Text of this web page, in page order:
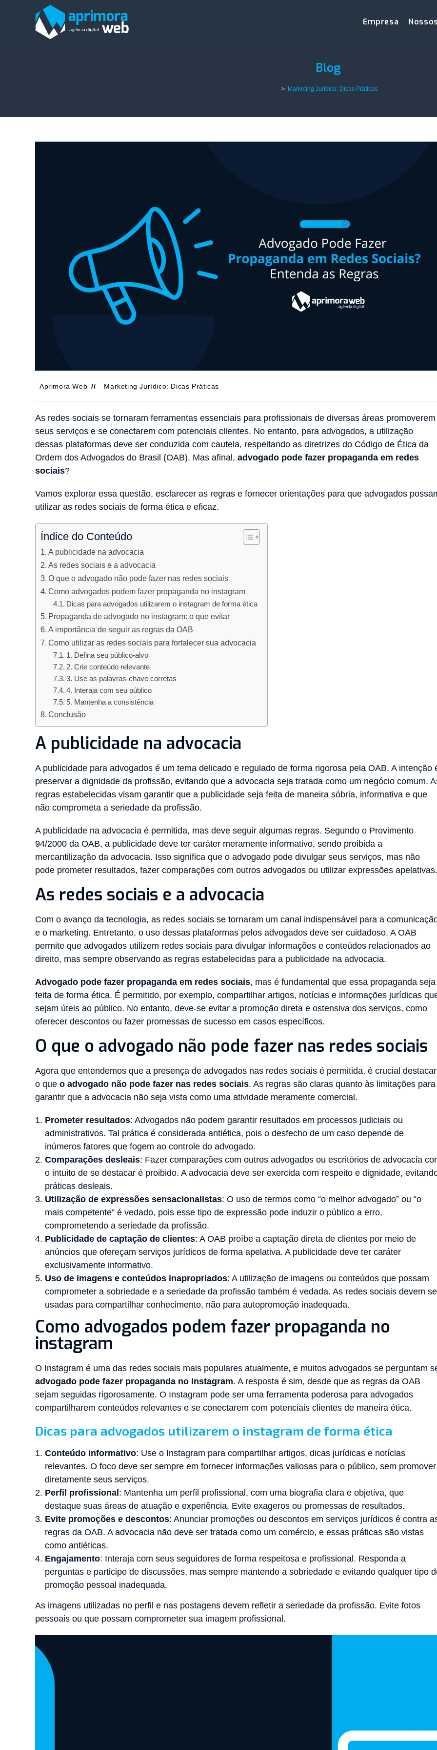
Empresa
Blog
> Marketing Jurídico: Dicas Práticas
Aprimora Web Marketing Jurídico: Dicas Práticas
As redes sociais se tornaram ferramentas essenciais para profissionais de diversas áreas promoverem
seus serviços e se conectarem com potenciais clientes. No entanto, para advogados, a utilização
dessas plataformas deve ser conduzida com cautela, respeitando as diretrizes do Código de Ética da
Ordem dos Advogados do Brasil (OAB). Mas afinal, advogado pode fazer propaganda em redes
sociais?
Vamos explorar essa questão, esclarecer as regras e fornecer orientações para que advogados
utilizar as redes sociais de forma ética e eficaz.
Índice do Conteúdo
A publicidade na advocacia
As redes sociais e a advocacia
O que o advogado não pode fazer nas redes sociais
Como advogados podem fazer propaganda no instagram
Dicas para advogados utilizarem o instagram de forma ética
Propaganda de advogado no instagram: o que evitar
A importância de seguir as regras da OAB
Como utilizar as redes sociais para fortalecer sua advocacia
1. Defina seu público-alvo
2. Crie conteúdo relevante
3. Use as palavras-chave corretas
4. Interaja com seu público
5. Mantenha a consistência
Conclusão
A publicidade na advocacia
A publicidade para advogados é um tema delicado e regulado de forma rigorosa pela OAB. A intenção
preservar a dignidade da profissão, evitando que a advocacia seja tratada como um negócio comum.
regras estabelecidas visam garantir que a publicidade seja feita de maneira sóbria, informativa e que
não comprometa a seriedade da profissão.
A publicidade na advocacia é permitida, mas deve seguir algumas regras. Segundo o Provimento
94/2000 da OAB, a publicidade deve ter caráter meramente informativo, sendo proibida a
mercantilização da advocacia. Isso significa que o advogado pode divulgar seus serviços, mas não
pode prometer resultados, fazer comparações com outros advogados ou utilizar expressões apelativas.
As redes sociais e a advocacia
Com o avanço da tecnologia, as redes sociais se tornaram um canal indispensável para a
e o marketing. Entretanto, o uso dessas plataformas pelos advogados deve ser cuidadoso. A OAB
permite que advogados utilizem redes sociais para divulgar informações e conteúdos relacionados ao
direito, mas sempre observando as regras estabelecidas para a publicidade na advocacia.
Advogado pode fazer propaganda em redes sociais, mas é fundamental que essa propaganda seja
feita de forma ética. É permitido, por exemplo, compartilhar artigos, notícias e informações jurídicas
sejam úteis ao público. No entanto, deve-se evitar a promoção direta e ostensiva dos serviços, como
oferecer descontos ou fazer promessas de sucesso em casos específicos.
O que o advogado não pode fazer nas redes sociais
Agora que entendemos que a presença de advogados nas redes sociais é permitida, é crucial destacar
o que o advogado não pode fazer nas redes sociais. As regras são claras quanto às limitações para
garantir que a advocacia não seja vista como uma atividade meramente comercial.
Prometer resultados: Advogados não podem garantir resultados em processos judiciais ou
administrativos. Tal prática é considerada antiética, pois o desfecho de um caso depende de
inúmeros fatores que fogem ao controle do advogado.
Comparações desleais: Fazer comparações com outros advogados ou escritórios de advocacia
o intuito de se destacar é proibido. A advocacia deve ser exercida com respeito e dignidade,
práticas desleais.
Utilização de expressões sensacionalistas: O uso de termos como “o melhor advogado” ou “o
mais competente” é vedado, pois esse tipo de expressão pode induzir o público a erro,
comprometendo a seriedade da profissão.
Publicidade de captação de clientes: A OAB proíbe a captação direta de clientes por meio de
anúncios que ofereçam serviços jurídicos de forma apelativa. A publicidade deve ter caráter
exclusivamente informativo.
Uso de imagens e conteúdos inapropriados: A utilização de imagens ou conteúdos que possam
comprometer a sobriedade e a seriedade da profissão também é vedada. As redes sociais devem
usadas para compartilhar conhecimento, não para autopromoção inadequada.
Como advogados podem fazer propaganda no
instagram
O Instagram é uma das redes sociais mais populares atualmente, e muitos advogados se perguntam
advogado pode fazer propaganda no Instagram. A resposta é sim, desde que as regras da OAB
sejam seguidas rigorosamente. O Instagram pode ser uma ferramenta poderosa para advogados
compartilharem conteúdos relevantes e se conectarem com potenciais clientes de maneira ética.
Dicas para advogados utilizarem o instagram de forma ética
Conteúdo informativo: Use o Instagram para compartilhar artigos, dicas jurídicas e notícias
relevantes. O foco deve ser sempre em fornecer informações valiosas para o público, sem promover
diretamente seus serviços.
Perfil profissional: Mantenha um perfil profissional, com uma biografia clara e objetiva, que
destaque suas áreas de atuação e experiência. Evite exageros ou promessas de resultados.
Evite promoções e descontos: Anunciar promoções ou descontos em serviços jurídicos é contra
regras da OAB. A advocacia não deve ser tratada como um comércio, e essas práticas são vistas
como antiéticas.
Engajamento: Interaja com seus seguidores de forma respeitosa e profissional. Responda a
perguntas e participe de discussões, mas sempre mantendo a sobriedade e evitando qualquer tipo
promoção pessoal inadequada.
As imagens utilizadas no perfil e nas postagens devem refletir a seriedade da profissão. Evite fotos
pessoais ou que possam comprometer sua imagem profissional.